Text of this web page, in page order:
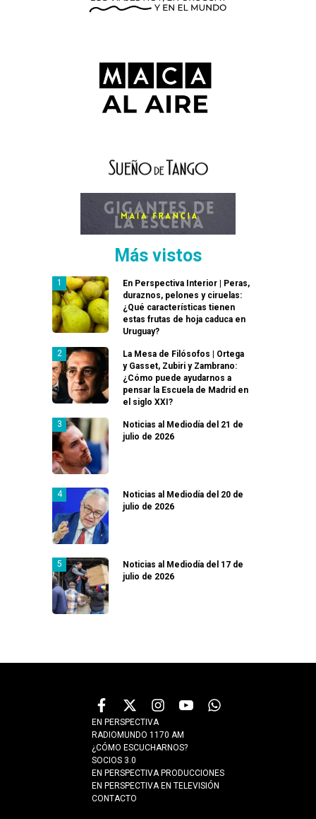
Más vistos
En Perspectiva Interior | Peras,
duraznos, pelones y ciruelas:
¿Qué características tienen
estas frutas de hoja caduca en
Uruguay?
La Mesa de Filósofos | Ortega
y Gasset, Zubiri y Zambrano:
¿Cómo puede ayudarnos a
pensar la Escuela de Madrid en
el siglo XXI?
Noticias al Mediodía del 21 de
julio de 2026
Noticias al Mediodía del 20 de
julio de 2026
Noticias al Mediodía del 17 de
julio de 2026
EN PERSPECTIVA
RADIOMUNDO 1170 AM
¿CÓMO ESCUCHARNOS?
SOCIOS 3.0
EN PERSPECTIVA PRODUCCIONES
EN PERSPECTIVA EN TELEVISIÓN
CONTACTO